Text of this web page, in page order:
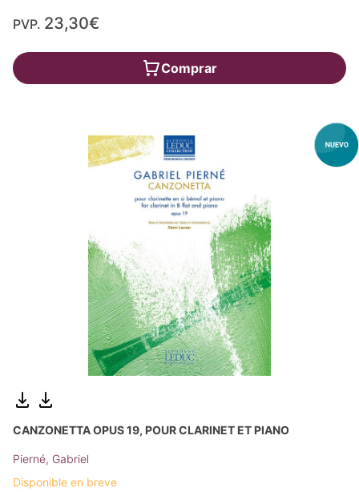
PVP. 23,30€
Comprar
CANZONETTA OPUS 19, POUR CLARINET ET PIANO
Pierné, Gabriel
Disponible en breve